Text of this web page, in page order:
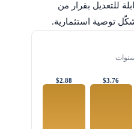
للتعديل بقرار من
توصية استثمارية.
$3.76
$2.88